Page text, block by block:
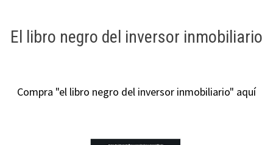
El libro negro del inversor inmobiliario
Compra "el libro negro del inversor inmobiliario" aquí